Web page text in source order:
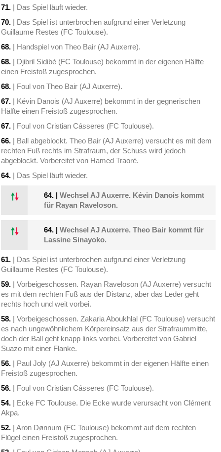
71. | Das Spiel läuft wieder.
70. | Das Spiel ist unterbrochen aufgrund einer Verletzung
Guillaume Restes (FC Toulouse).
68. | Handspiel von Theo Bair (AJ Auxerre).
68. | Djibril Sidibé (FC Toulouse) bekommt in der eigenen Hälfte
einen Freistoß zugesprochen.
68. | Foul von Theo Bair (AJ Auxerre).
67. | Kévin Danois (AJ Auxerre) bekommt in der gegnerischen
Hälfte einen Freistoß zugesprochen.
67. | Foul von Cristian Cásseres (FC Toulouse).
66. | Ball abgeblockt. Theo Bair (AJ Auxerre) versucht es mit dem
rechten Fuß rechts im Strafraum, der Schuss wird jedoch
abgeblockt. Vorbereitet von Hamed Traorè.
64. | Das Spiel läuft wieder.
64. |Wechsel AJ Auxerre. Kévin Danois kommt
für Rayan Raveloson.
64. |Wechsel AJ Auxerre. Theo Bair kommt für
Lassine Sinayoko.
61. | Das Spiel ist unterbrochen aufgrund einer Verletzung
Guillaume Restes (FC Toulouse).
59. | Vorbeigeschossen. Rayan Raveloson (AJ Auxerre) versucht
es mit dem rechten Fuß aus der Distanz, aber das Leder geht
rechts hoch und weit vorbei.
58. | Vorbeigeschossen. Zakaria Aboukhlal (FC Toulouse) versucht
es nach ungewöhnlichem Körpereinsatz aus der Strafraummitte,
doch der Ball geht knapp links vorbei. Vorbereitet von Gabriel
Suazo mit einer Flanke.
56. | Paul Joly (AJ Auxerre) bekommt in der eigenen Hälfte einen
Freistoß zugesprochen.
56. | Foul von Cristian Cásseres (FC Toulouse).
54. | Ecke FC Toulouse. Die Ecke wurde verursacht von Clément
Akpa.
52. | Aron Dønnum (FC Toulouse) bekommt auf dem rechten
Flügel einen Freistoß zugesprochen.